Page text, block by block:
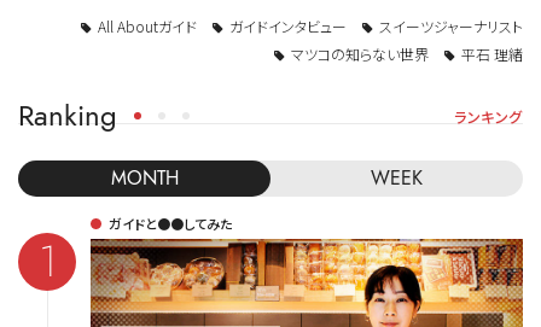
All Aboutガイド ガイドインタビュー
スイーツジャーナリスト
マツコの知らない世界
平石 理緒
Ranking ランキング
MONTH WEEK
ガイドと●●してみた